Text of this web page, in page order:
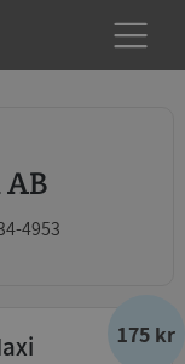
AB
4953
175 kr